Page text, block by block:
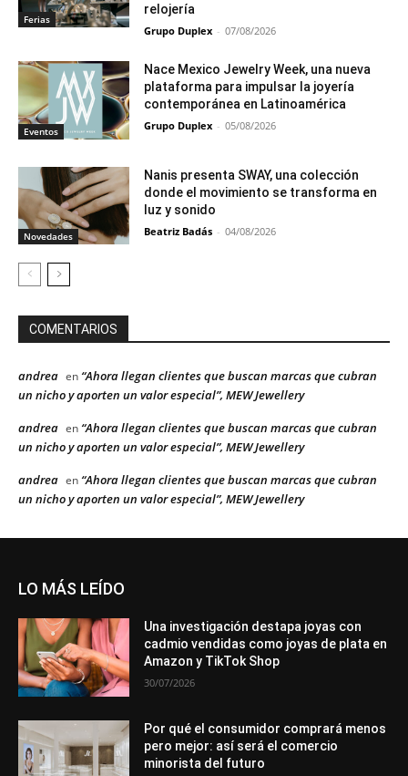
Ferias
relojería
Grupo Duplex - 07/08/2026
Eventos
Nace Mexico Jewelry Week, una nueva
plataforma para impulsar la joyería
contemporánea en Latinoamérica
Grupo Duplex - 05/08/2026
Novedades
Nanis presenta SWAY, una colección
donde el movimiento se transforma en
luz y sonido
Beatriz Badás - 04/08/2026
COMENTARIOS
andrea en “Ahora llegan clientes que buscan marcas que cubran
un nicho y aporten un valor especial”, MEW Jewellery
andrea en “Ahora llegan clientes que buscan marcas que cubran
un nicho y aporten un valor especial”, MEW Jewellery
andrea en “Ahora llegan clientes que buscan marcas que cubran
un nicho y aporten un valor especial”, MEW Jewellery
LO MÁS LEÍDO
Una investigación destapa joyas con
cadmio vendidas como joyas de plata en
Amazon y TikTok Shop
30/07/2026
Por qué el consumidor comprará menos
pero mejor: así será el comercio
minorista del futuro